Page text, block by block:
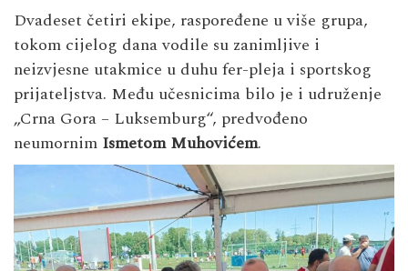
Dvadeset četiri ekipe, raspoređene u više grupa,
tokom cijelog dana vodile su zanimljive i
neizvjesne utakmice u duhu fer-pleja i sportskog
prijateljstva. Među učesnicima bilo je i udruženje
„Crna Gora – Luksemburg“, predvođeno
neumornim Ismetom Muhovićem.